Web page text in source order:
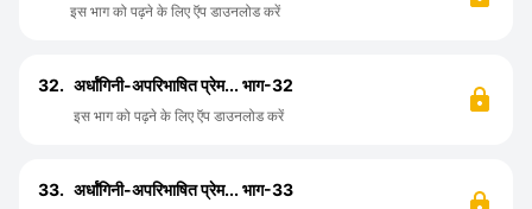
इस भाग को पढ़ने के लिए ऍप डाउनलोड करें
32. अर्धांगिनी-अपरिभाषित प्रेम... भाग-32
इस भाग को पढ़ने के लिए ऍप डाउनलोड करें
33. अर्धांगिनी-अपरिभाषित प्रेम... भाग-33